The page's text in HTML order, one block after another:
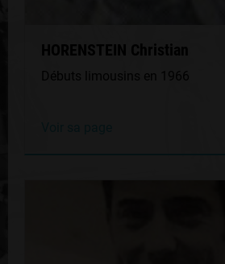
HORENSTEIN Christian
Débuts limousins en 1966